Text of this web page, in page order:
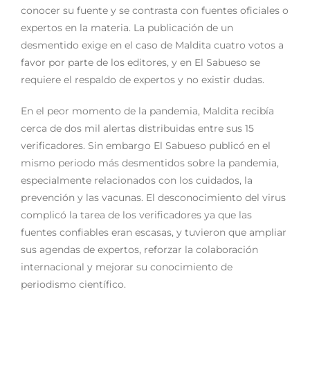
conocer su fuente y se contrasta con fuentes oficiales o
expertos en la materia. La publicación de un
desmentido exige en el caso de Maldita cuatro votos a
favor por parte de los editores, y en El Sabueso se
requiere el respaldo de expertos y no existir dudas.
En el peor momento de la pandemia, Maldita recibía
cerca de dos mil alertas distribuidas entre sus 15
verificadores. Sin embargo El Sabueso publicó en el
mismo periodo más desmentidos sobre la pandemia,
especialmente relacionados con los cuidados, la
prevención y las vacunas. El desconocimiento del virus
complicó la tarea de los verificadores ya que las
fuentes confiables eran escasas, y tuvieron que ampliar
sus agendas de expertos, reforzar la colaboración
internacional y mejorar su conocimiento de
periodismo científico.